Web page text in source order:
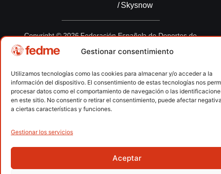
Gestionar consentimiento
Utilizamos tecnologías como las cookies para almacenar y/o acceder a la
información del dispositivo. El consentimiento de estas tecnologías nos
procesar datos como el comportamiento de navegación o las
en este sitio. No consentir o retirar el consentimiento, puede afectar
a ciertas características y funciones.
Gestionar los servicios
Aceptar
/ Skysnow
Copyright © 2026 Federación Española de Deportes de
Montaña y Escalada | Desarrollado por
Aviso LegalPolítica de Cookies Política de Privacidad
Política de Privacidad APPAccesibilidad